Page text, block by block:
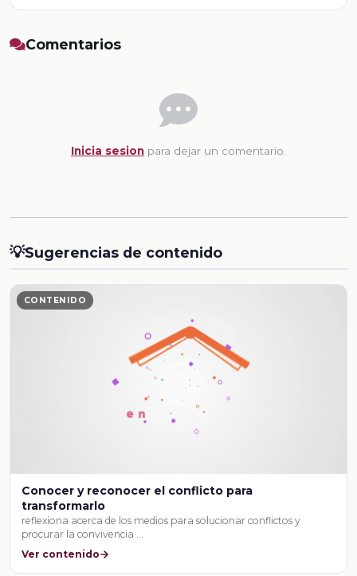
Comentarios
Inicia sesion para dejar un comentario.
💡Sugerencias de contenido
CONTENIDO
Conocer y reconocer el conflicto para
transformarlo
reflexiona acerca de los medios para solucionar conflictos y
procurar la convivencia …
Ver contenido